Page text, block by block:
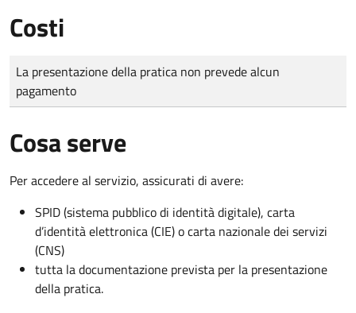
Costi
Tipo di pagamento
Importo
La presentazione della pratica non prevede alcun
pagamento
Cosa serve
Per accedere al servizio, assicurati di avere:
SPID (sistema pubblico di identità digitale), carta
d’identità elettronica (CIE) o carta nazionale dei servizi
(CNS)
tutta la documentazione prevista per la presentazione
della pratica.